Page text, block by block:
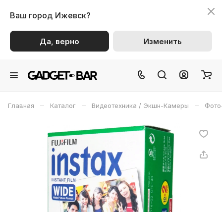
Ваш город Ижевск?
Да, верно Изменить
Главная – Каталог – Видеотехника / Экшн-Камеры –